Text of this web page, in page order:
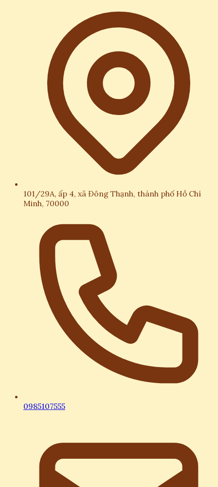
101/29A, ấp 4, xã Đông Thạnh, thành phố Hồ Chí
Minh, 70000
0985107555